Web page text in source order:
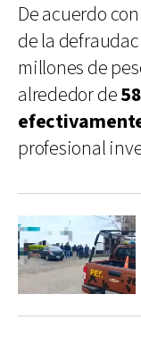
De acuerdo
de la
millones de
alrededor de
profesional